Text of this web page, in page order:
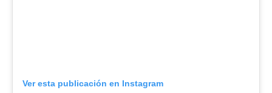
Ver esta publicación en Instagram